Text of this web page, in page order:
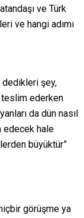
ve Türk
ve hangi adımı
dedikleri şey,
teslim ederken
da dün nasıl
edecek hale
büyüktür”
görüşme ya